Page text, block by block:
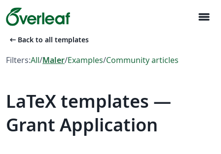
menu
arrow_left_alt Back to all templates
Filters:All/Maler/Examples/Community articles
LaTeX templates —
Grant Application